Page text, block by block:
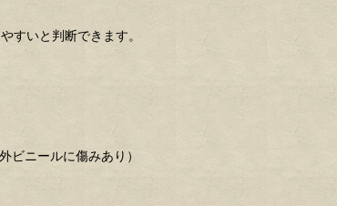
すいと判断できます。
ビニールに傷みあり）